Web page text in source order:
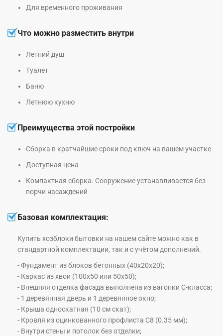
Для временного проживания
Что можно разместить внутри
Летний душ
Туалет
Баню
Летнюю кухню
Преимущества этой постройки
Сборка в кратчайшие сроки под ключ на вашем участке
Доступная цена
Компактная сборка. Сооружение устанавливается без
порчи насаждений
Базовая комплектация:
Купить хозблоки бытовки на нашем сайте можно как в
стандартной комплектации, так и с учётом дополнений.
- Фундамент из блоков бетонных (40х20х20);
- Каркас из хвои (100х50 или 50х50);
- Внешняя отделка фасада выполнена из вагонки С-класса;
- 1 деревянная дверь и 1 деревянное окно;
- Крыша односкатная (10 см скат);
- Кровля из оцинкованного профлиста С8 (0.35 мм);
- Внутри стены и потолок без отделки;